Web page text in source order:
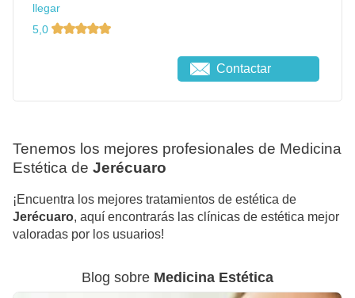
llegar
5,0
Contactar
Tenemos los mejores profesionales de Medicina
Estética de Jerécuaro
¡Encuentra los mejores tratamientos de estética de
Jerécuaro, aquí encontrarás las clínicas de estética mejor
valoradas por los usuarios!
Blog sobre Medicina Estética